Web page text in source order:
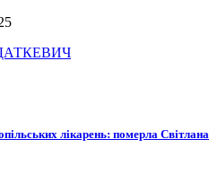
лікарень: померла Світлана